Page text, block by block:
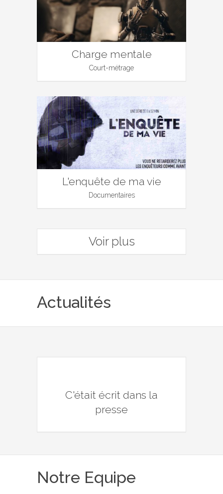
Charge mentale
Court-métrage
L'enquête de ma vie
Documentaires
Voir plus
Actualités
C'était écrit dans la
presse
Notre Equipe